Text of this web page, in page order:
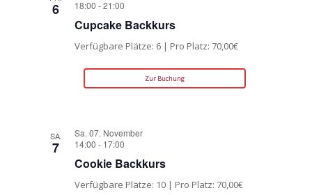
6
18:00 -21:00
Cupcake Backkurs
Verfügbare Plätze: 6 | Pro Platz: 70,00€
Zur Buchung
SA.
7
Sa. 07. November
14:00 - 17:00
Cookie Backkurs
Verfügbare Plätze: 10 | Pro Platz: 70,00€